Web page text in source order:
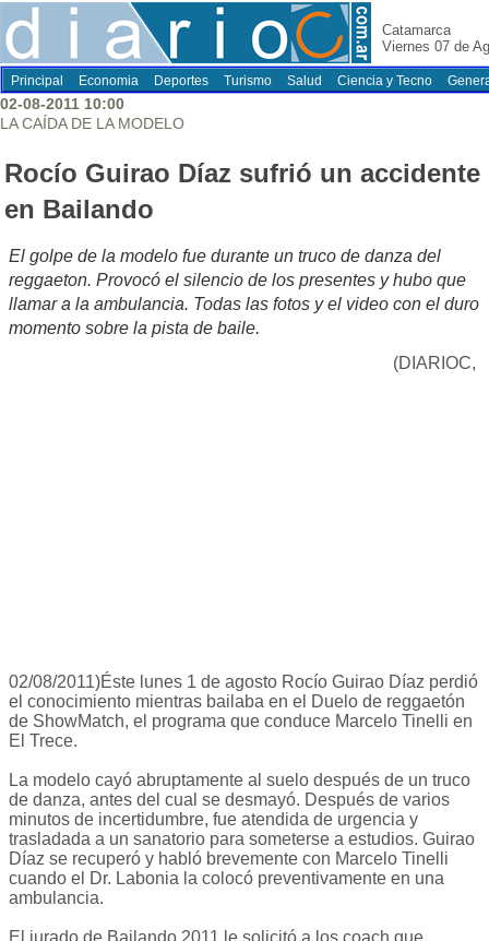
Catamarca
Viernes 07 de
Principal Economia Deportes Turismo Salud Ciencia y Tecno
02-08-2011 10:00
LA CAÍDA DE LA MODELO
Rocío Guirao Díaz sufrió un accidente
en Bailando
El golpe de la modelo fue durante un truco de danza del
reggaeton. Provocó el silencio de los presentes y hubo que
llamar a la ambulancia. Todas las fotos y el video con el duro
momento sobre la pista de baile.
(DIARIOC,
02/08/2011)Éste lunes 1 de agosto Rocío Guirao Díaz perdió
el conocimiento mientras bailaba en el Duelo de reggaetón
de ShowMatch, el programa que conduce Marcelo Tinelli en
El Trece.
La modelo cayó abruptamente al suelo después de un truco
de danza, antes del cual se desmayó. Después de varios
minutos de incertidumbre, fue atendida de urgencia y
trasladada a un sanatorio para someterse a estudios. Guirao
Díaz se recuperó y habló brevemente con Marcelo Tinelli
cuando el Dr. Labonia la colocó preventivamente en una
ambulancia.